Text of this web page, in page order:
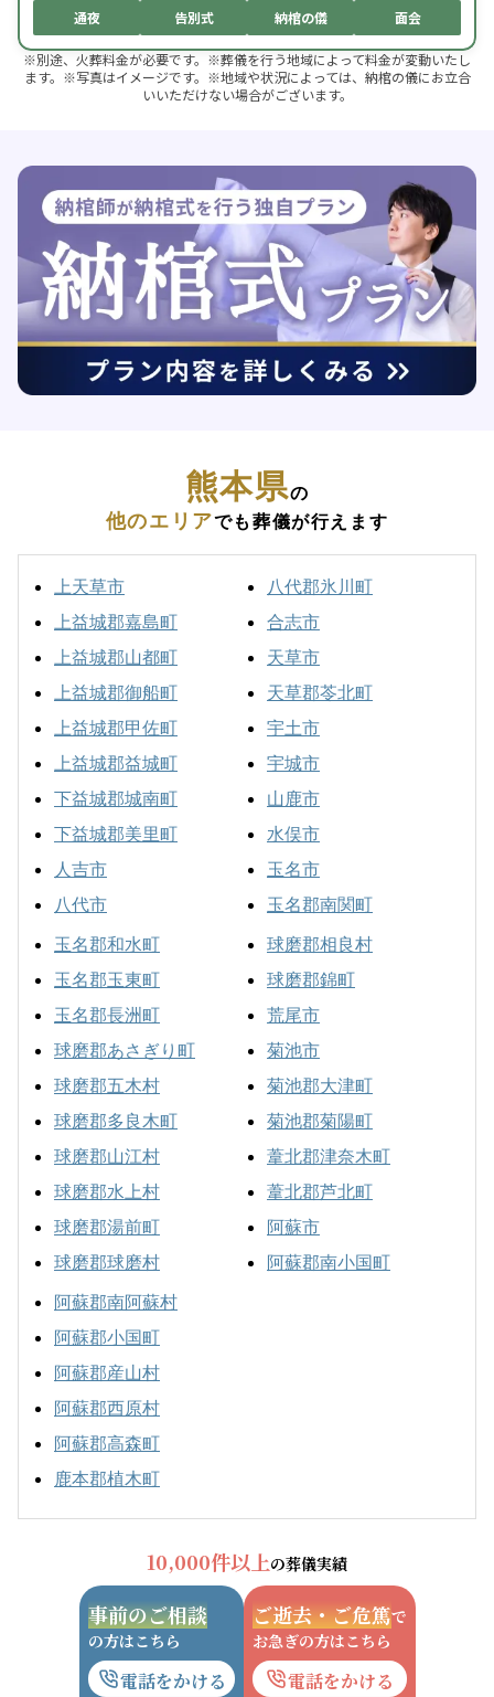
通夜 告別式 納棺の儀 面会
※別途、火葬料金が必要です。※葬儀を行う地域によって料金が変動いたし
ます。※写真はイメージです。※地域や状況によっては、納棺の儀にお立合
いいただけない場合がございます。
熊本県の
他のエリアでも葬儀が行えます
上天草市
上益城郡嘉島町
上益城郡山都町
上益城郡御船町
上益城郡甲佐町
上益城郡益城町
下益城郡城南町
下益城郡美里町
人吉市
八代市
八代郡氷川町
合志市
天草市
天草郡苓北町
宇土市
宇城市
山鹿市
水俣市
玉名市
玉名郡南関町
玉名郡和水町
玉名郡玉東町
玉名郡長洲町
球磨郡あさぎり町
球磨郡五木村
球磨郡多良木町
球磨郡山江村
球磨郡水上村
球磨郡湯前町
球磨郡球磨村
球磨郡相良村
球磨郡錦町
荒尾市
菊池市
菊池郡大津町
菊池郡菊陽町
葦北郡津奈木町
葦北郡芦北町
阿蘇市
阿蘇郡南小国町
阿蘇郡南阿蘇村
阿蘇郡小国町
阿蘇郡産山村
阿蘇郡西原村
阿蘇郡高森町
鹿本郡植木町
10,000件以上の葬儀実績
事前のご相談
の方はこちら
電話をかける
ご逝去・ご危篤で
お急ぎの方はこちら
電話をかける